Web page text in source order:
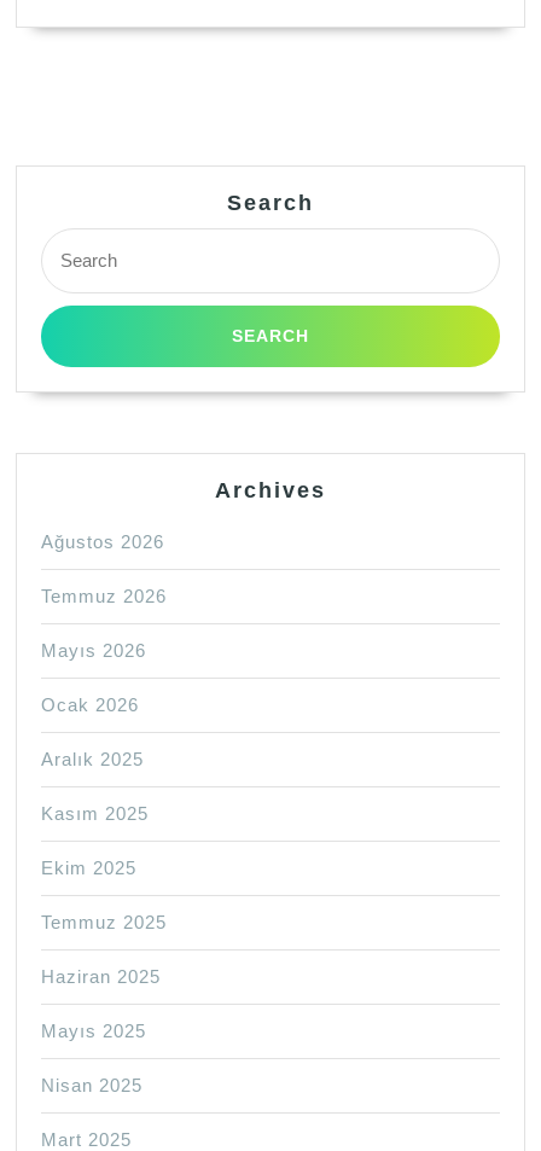
Search
Search
for:
Archives
Ağustos 2026
Temmuz 2026
Mayıs 2026
Ocak 2026
Aralık 2025
Kasım 2025
Ekim 2025
Temmuz 2025
Haziran 2025
Mayıs 2025
Nisan 2025
Mart 2025